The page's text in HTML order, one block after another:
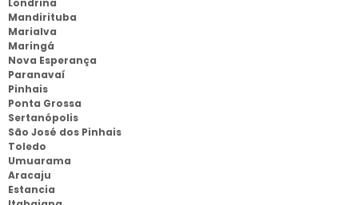
Londrina
Mandirituba
Marialva
Maringá
Nova Esperança
Paranavaí
Pinhais
Ponta Grossa
Sertanópolis
São José dos Pinhais
Toledo
Umuarama
Aracaju
Estancia